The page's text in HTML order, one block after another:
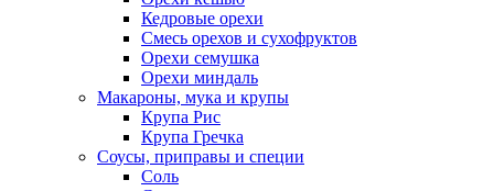
Кедровые орехи
Смесь орехов и сухофруктов
Орехи семушка
Орехи миндаль
Макароны, мука и крупы
Крупа Рис
Крупа Гречка
Соусы, приправы и специи
Соль